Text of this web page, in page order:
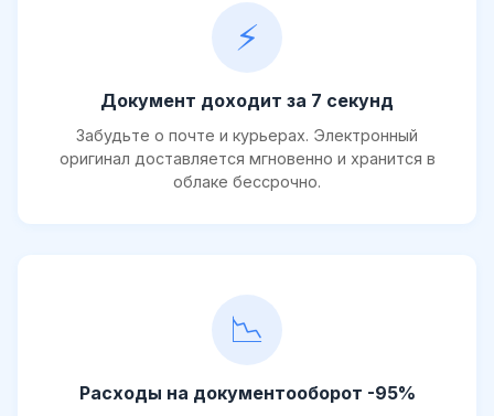
⚡
Документ доходит за 7 секунд
Забудьте о почте и курьерах. Электронный
оригинал доставляется мгновенно и хранится в
облаке бессрочно.
📉
Расходы на документооборот -95%